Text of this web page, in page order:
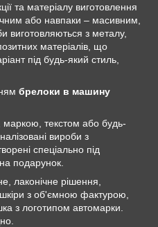
та матеріалу виготовлення
або навпаки – масивним,
виготовляються з металу,
матеріалів, що
під будь-який стиль,
брелоки в машину
текстом або будь-
вироби з
спеціально під
подарунок.
лаконічне рішення,
з об'ємною фактурою,
з логотипом автомарки.